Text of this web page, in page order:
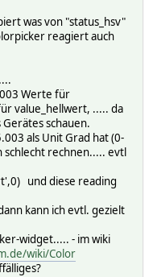
was von "status_hsv"
reagiert auch
Werte für
value_hellwert, ..... da
schauen.
als Unit Grad hat (0-
schlecht rechnen..... evtl
und diese reading
kann ich evtl. gezielt
widget..... - im wiki
wiki/Color